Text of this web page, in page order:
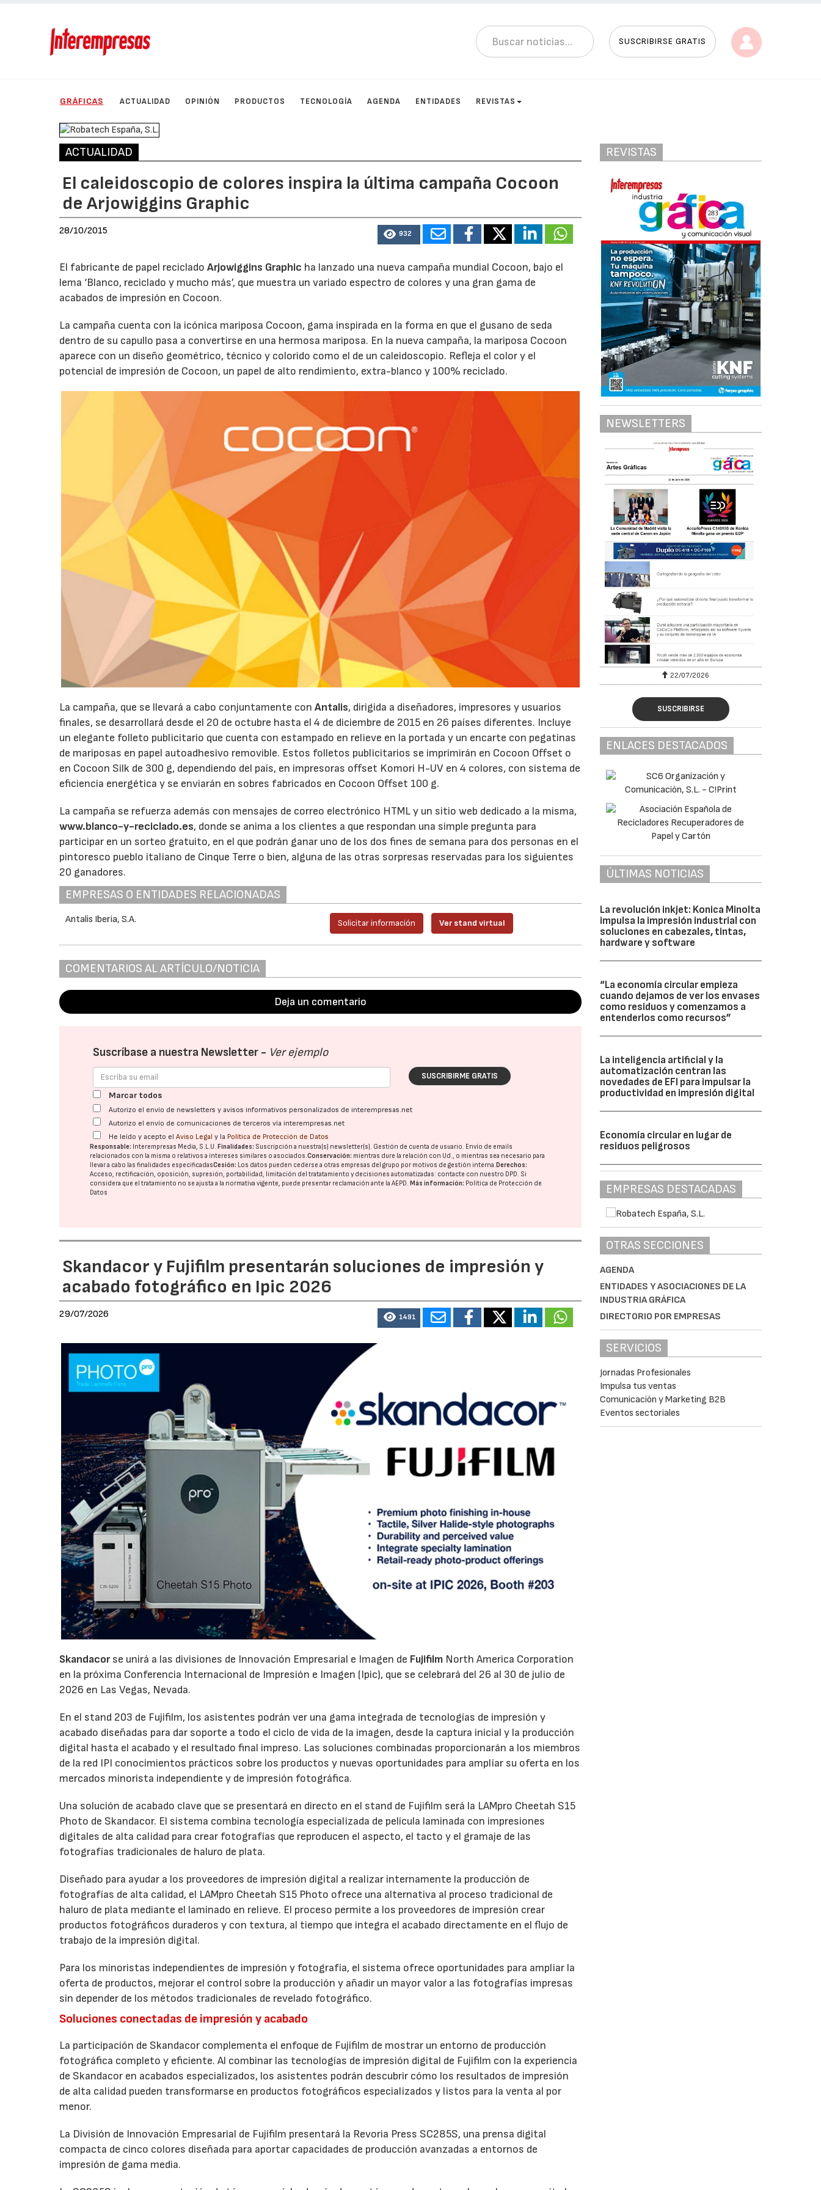
SUSCRIBIRSE GRATIS
GRÁFICAS ACTUALIDAD OPINIÓN PRODUCTOS TECNOLOGÍA AGENDA ENTIDADES REVISTAS
ACTUALIDAD
El caleidoscopio de colores inspira la última campaña Cocoon
de Arjowiggins Graphic
28/10/2015 932
El fabricante de papel recicladoArjowiggins Graphic ha lanzado una nueva campaña mundial Cocoon, bajo el
lema ‘Blanco, reciclado y mucho más’, que muestra un variado espectro de colores y una gran gama de
acabados de impresión en Cocoon.
La campaña cuenta con la icónica mariposa Cocoon, gama inspirada en la forma en que el gusano de seda
dentro de su capullo pasa a convertirse en una hermosa mariposa. En la nueva campaña, la mariposa Cocoon
aparece con un diseño geométrico, técnico y colorido como el de un caleidoscopio. Refleja el color y el
potencial de impresión de Cocoon, un papel de alto rendimiento, extra-blanco y 100% reciclado.
La campaña, que se llevará a cabo conjuntamente conAntalis, dirigida a diseñadores, impresores y usuarios
finales, se desarrollará desde el 20 de octubre hasta el 4 de diciembre de 2015 en 26 países diferentes. Incluye
un elegante folleto publicitario que cuenta con estampado en relieve en la portada y un encarte con pegatinas
de mariposas en papel autoadhesivo removible. Estos folletos publicitarios se imprimirán en Cocoon Offset o
en Cocoon Silk de 300 g, dependiendo del país, en impresoras offset Komori H-UV en 4 colores, con sistema de
eficiencia energética y se enviarán en sobres fabricados en Cocoon Offset 100 g.
La campaña se refuerza además con mensajes de correo electrónico HTML y un sitio web dedicado a la misma,
www.blanco-y-reciclado.es, donde se anima a los clientes a que respondan una simple pregunta para
participar en un sorteo gratuito, en el que podrán ganar uno de los dos fines de semana para dos personas en el
pintoresco pueblo italiano de Cinque Terre o bien, alguna de las otras sorpresas reservadas para los siguientes
20 ganadores.
EMPRESAS O ENTIDADES RELACIONADAS
Antalis Iberia, S.A. Solicitar información Ver stand virtual
COMENTARIOS AL ARTÍCULO/NOTICIA
Deja un comentario
Suscríbase a nuestra Newsletter - Ver ejemplo
SUSCRIBIRME GRATIS
Marcar todos
Autorizo el envío de newsletters y avisos informativos personalizados de interempresas.net
Autorizo el envío de comunicaciones de terceros vía interempresas.net
He leído y acepto elAviso Legal y la Política de Protección de Datos
Responsable: Interempresas Media, S.L.U.Finalidades: Suscripción a nuestra(s) newsletter(s). Gestión de cuenta de usuario. Envío de emails
relacionados con la misma o relativos a intereses similares o asociados.Conservación: mientras dure la relación con Ud., o mientras sea necesario para
llevar a cabo las finalidades especificadasCesión: Los datos pueden cederse a otras empresas del grupo por motivos de gestión interna.Derechos:
Acceso, rectificación, oposición, supresión, portabilidad, limitación del tratatamiento y decisiones automatizadas: contacte con nuestro DPD. Si
considera que el tratamiento no se ajusta a la normativa vigente, puede presentar reclamación ante laAEPD.Más información: Política de Protección de
Datos
Skandacor y Fujifilm presentarán soluciones de impresión y
acabado fotográfico en Ipic 2026
29/07/2026 1491
Skandacorse unirá a las divisiones de Innovación Empresarial e Imagen de Fujifilm North America Corporation
en la próxima Conferencia Internacional de Impresión e Imagen (Ipic), que se celebrará del 26 al 30 de julio de
2026 en Las Vegas, Nevada.
En el stand 203 de Fujifilm, los asistentes podrán ver una gama integrada de tecnologías de impresión y
acabado diseñadas para dar soporte a todo el ciclo de vida de la imagen, desde la captura inicial y la producción
digital hasta el acabado y el resultado final impreso. Las soluciones combinadas proporcionarán a los miembros
de la red IPI conocimientos prácticos sobre los productos y nuevas oportunidades para ampliar su oferta en los
mercados minorista independiente y de impresión fotográfica.
Una solución de acabado clave que se presentará en directo en el stand de Fujifilm será la LAMpro Cheetah S15
Photo de Skandacor. El sistema combina tecnología especializada de película laminada con impresiones
digitales de alta calidad para crear fotografías que reproducen el aspecto, el tacto y el gramaje de las
fotografías tradicionales de haluro de plata.
Diseñado para ayudar a los proveedores de impresión digital a realizar internamente la producción de
fotografías de alta calidad, el LAMpro Cheetah S15 Photo ofrece una alternativa al proceso tradicional de
haluro de plata mediante el laminado en relieve. El proceso permite a los proveedores de impresión crear
productos fotográficos duraderos y con textura, al tiempo que integra el acabado directamente en el flujo de
trabajo de la impresión digital.
Para los minoristas independientes de impresión y fotografía, el sistema ofrece oportunidades para ampliar la
oferta de productos, mejorar el control sobre la producción y añadir un mayor valor a las fotografías impresas
sin depender de los métodos tradicionales de revelado fotográfico.
Soluciones conectadas de impresión y acabado
La participación de Skandacor complementa el enfoque de Fujifilm de mostrar un entorno de producción
fotográfica completo y eficiente. Al combinar las tecnologías de impresión digital de Fujifilm con la experiencia
de Skandacor en acabados especializados, los asistentes podrán descubrir cómo los resultados de impresión
de alta calidad pueden transformarse en productos fotográficos especializados y listos para la venta al por
menor.
La División de Innovación Empresarial de Fujifilm presentará la Revoria Press SC285S, una prensa digital
compacta de cinco colores diseñada para aportar capacidades de producción avanzadas a entornos de
impresión de gama media.
REVISTAS
NEWSLETTERS
22/07/2026 29/07/2026 22/07/2026 29/07/2026
SUSCRIBIRSE
ENLACES DESTACADOS
ÚLTIMAS NOTICIAS
La revolución inkjet: Konica Minolta
impulsa la impresión industrial con
soluciones en cabezales, tintas,
hardware y software
“La economía circular empieza
cuando dejamos de ver los envases
como residuos y comenzamos a
entenderlos como recursos”
La inteligencia artificial y la
automatización centran las
novedades de EFI para impulsar la
productividad en impresión digital
Economía circular en lugar de
residuos peligrosos
EMPRESAS DESTACADAS
OTRAS SECCIONES
AGENDA
ENTIDADES Y ASOCIACIONES DE LA
INDUSTRIA GRÁFICA
DIRECTORIO POR EMPRESAS
SERVICIOS
Jornadas Profesionales
Impulsa tus ventas
Comunicación y Marketing B2B
Eventos sectoriales